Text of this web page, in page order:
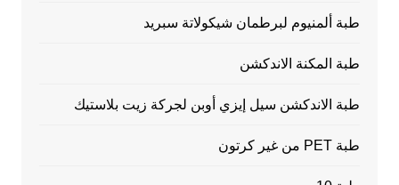
طبة ألمنيوم لبرطمان شيكولاتة سبريد
طبة المكنة الاندكشن
طبة الاندكشن سيل إيزي أوبن لجركة زيت بلاستيك
طبة PET من غير كرتون